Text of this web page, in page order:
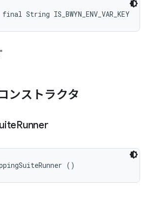
String IS_BWYN_ENV_VAR_KEY
ンストラクタ
Runner
()